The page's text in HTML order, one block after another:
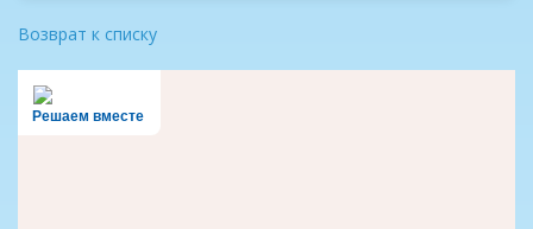
Возврат к списку
Решаем вместе